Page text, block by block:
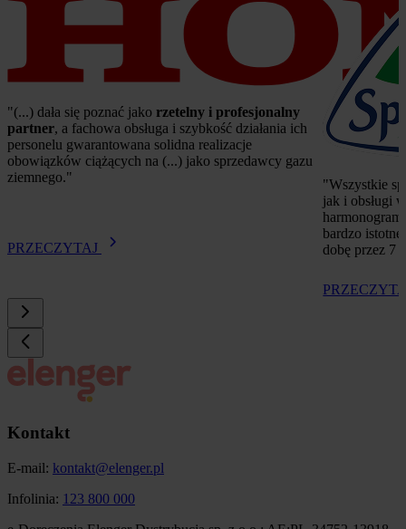
"(...) dała się poznać jako rzetelny i profesjonalny
partner, a fachowa obsługa i szybkość działania ich
personelu gwarantowana solidna realizacje
obowiązków ciążących na (...) jako sprzedawcy gazu
ziemnego."
PRZECZYTAJ
"Wszystkie
jak i obsługi
bardzo
dobę przez 7
Kontakt
E-mail: kontakt@elenger.pl
Infolinia: 123 800 000